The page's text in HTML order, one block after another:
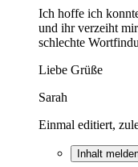
Ich hoffe ich
und ihr verzeiht
schlechte
Liebe Grüße
Sarah
Einmal editiert,
Inhalt